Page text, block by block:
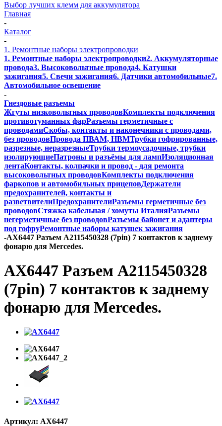
Выбор лучших клемм для аккумулятора
Главная
-
Каталог
-
1. Ремонтные наборы электропроводки
1. Ремонтные наборы электропроводки2. Аккумуляторные
провода3. Высоковольтные провода4. Катушки
зажигания5. Свечи зажигания6. Датчики автомобильные7.
Автомобильное освещение
-
Гнездовые разъемы
Жгуты низковольтных проводовКомплекты подключения
противотуманных фарРазъемы герметичные с
проводамиСкобы, контакты и наконечники с проводами,
без проводовПровода ПВАМ, НВМТрубки гофрированные,
разрезные, неразрезныеТрубки термоусадочные, трубки
изолирующиеПатроны и разъёмы для лампИзоляционная
лентаКонтакты, колпачки и провод - для ремонта
высоковольтных проводовКомплекты подключения
фаркопов и автомобильных прицеповДержатели
предохранителей, контакты и
разветвителиПредохранителиРазъемы герметичные без
проводовСтяжка кабельная / хомуты ИталияРазъемы
негерметичные без проводовРазъемы байонет и адаптеры
под гофруРемонтные наборы катушек зажигания
-AX6447 Разъем A2115450328 (7pin) 7 контактов к заднему
фонарю для Mercedes.
AX6447 Разъем A2115450328
(7pin) 7 контактов к заднему
фонарю для Mercedes.
Артикул: AX6447